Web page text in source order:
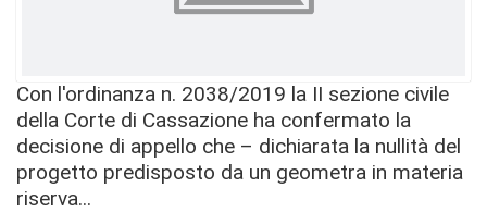
Con l'ordinanza n. 2038/2019 la II sezione civile
della Corte di Cassazione ha confermato la
decisione di appello che – dichiarata la nullità del
progetto predisposto da un geometra in materia
riserva...